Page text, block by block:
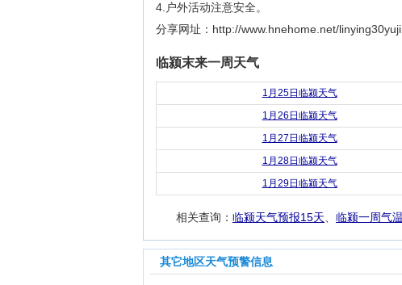
4.户外活动注意安全。
分享网址：http://www.hnehome.net/
临颍末来一周天气
1月25日临颍天气
1月26日临颍天气
1月27日临颍天气
1月28日临颍天气
1月29日临颍天气
相关查询： 临颍天气预报15天 临颍一周气温
其它地区天气预警信息